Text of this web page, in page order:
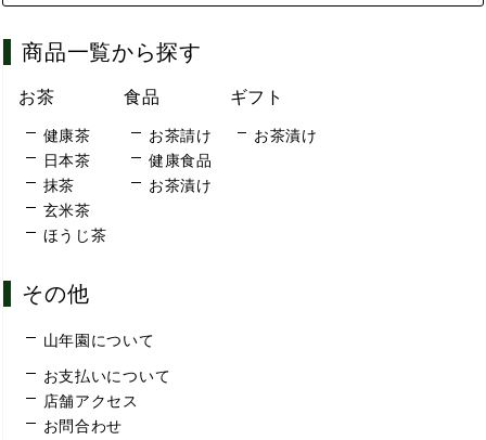
商品一覧から探す
お茶
健康茶
日本茶
抹茶
玄米茶
ほうじ茶
食品
お茶請け
健康食品
お茶漬け
ギフト
お茶漬け
その他
山年園について
お支払いについて
店舗アクセス
お問合わせ